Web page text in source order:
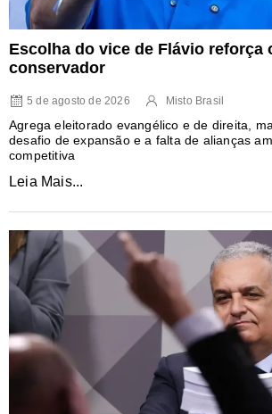
Escolha do vice de Flávio reforça
conservador
5 de agosto de 2026 Misto Brasil
Agrega eleitorado evangélico e de direita,
desafio de expansão e a falta de alianças
competitiva
Leia Mais...